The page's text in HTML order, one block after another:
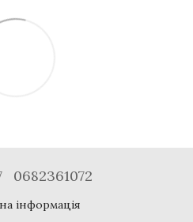
0682361072
інформація